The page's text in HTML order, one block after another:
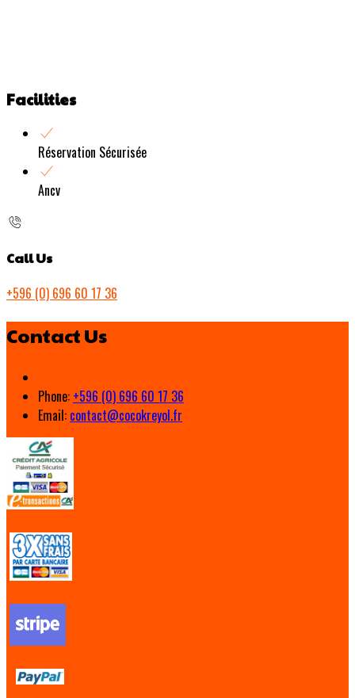
Facilities
Réservation Sécurisée
Ancv
Call Us
+596 (0) 696 60 17 36
Contact Us
Phone: +596 (0) 696 60 17 36
Email: contact@cocokreyol.fr